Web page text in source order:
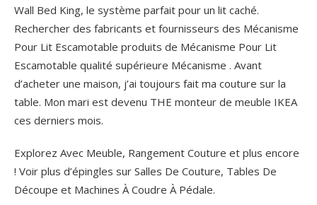
Wall Bed King, le système parfait pour un lit caché.
Rechercher des fabricants et fournisseurs des Mécanisme
Pour Lit Escamotable produits de Mécanisme Pour Lit
Escamotable qualité supérieure Mécanisme . Avant
d’acheter une maison, j’ai toujours fait ma couture sur la
table. Mon mari est devenu THE monteur de meuble IKEA
ces derniers mois.
Explorez Avec Meuble, Rangement Couture et plus encore
! Voir plus d’épingles sur Salles De Couture, Tables De
Découpe et Machines À Coudre À Pédale.